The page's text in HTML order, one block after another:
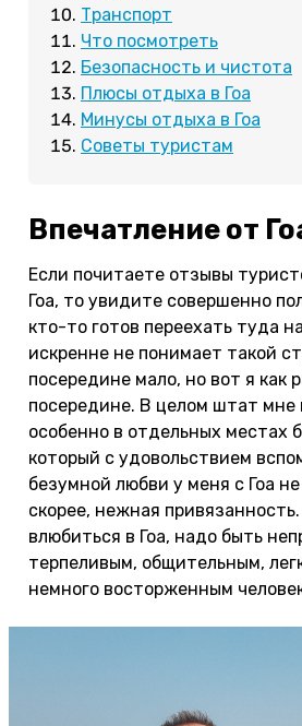
Транспорт
Что посмотреть
Безопасность и чистота
Плюсы отдыха в Гоа
Минусы отдыха в Гоа
Советы туристам
Впечатление от
Если почитаете отзывы
Гоа, то увидите совершенно
кто-то готов переехать туда
искренне не понимает такой
посередине мало, но вот я как
посередине. В целом штат мне
особенно в отдельных местах
который с удовольствием
безумной любви у меня с Гоа
скорее, нежная
влюбиться в Гоа, надо быть
терпеливым, общительным,
немного восторженным